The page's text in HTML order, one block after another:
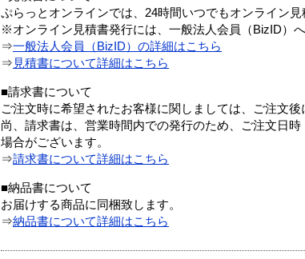
ぷらっとオンラインでは、24時間いつでもオンライン見
※オンライン見積書発行には、一般法人会員（BizID）へ
⇒一般法人会員（BizID）の詳細はこちら
⇒ 見積書について詳細はこちら
■請求書について
ご注文時に希望されたお客様に関しましては、ご注文後
尚、請求書は、営業時間内での発行のため、ご注文日
場合がございます。
⇒請求書について詳細はこちら
■納品書について
お届けする商品に同梱致します。
⇒納品書について詳細はこちら